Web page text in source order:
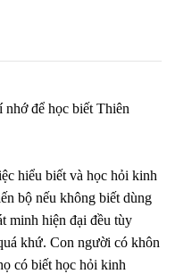
để học biết Thiên
hiểu biết và học hỏi kinh
bộ nếu không biết dùng
minh hiện đại đều tùy
khứ. Con người có khôn
có biết học hỏi kinh